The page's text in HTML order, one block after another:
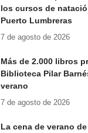
los cursos de
Puerto Lumbreras
7 de agosto de 2026
Más de 2.000 libros
Biblioteca Pilar
verano
7 de agosto de 2026
La cena de verano